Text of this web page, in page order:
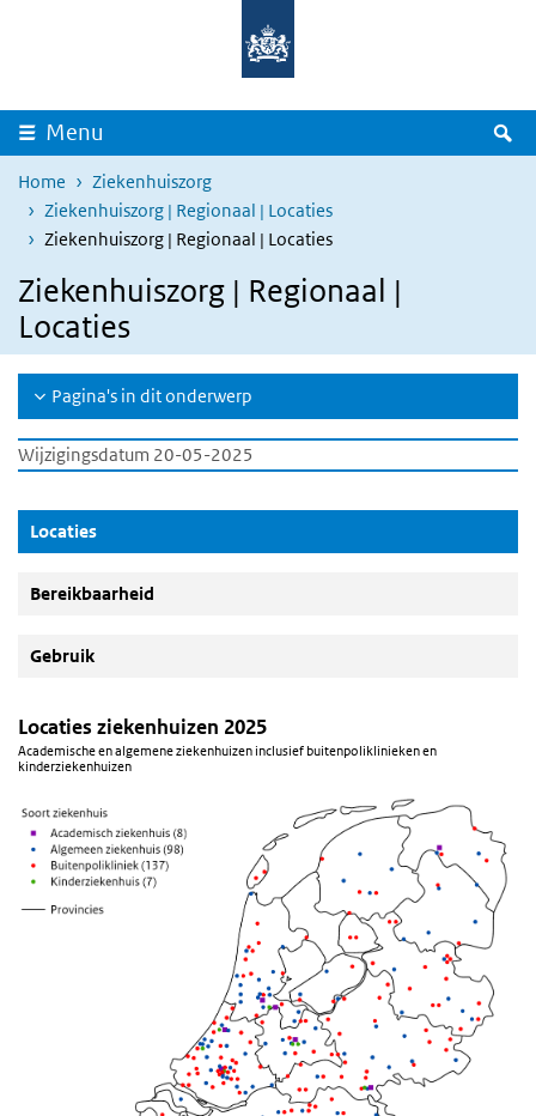
Overslaan en naar de inhoud gaan
Menu
Home
Ziekenhuiszorg
Ziekenhuiszorg | Regionaal | Locaties
Ziekenhuiszorg | Regionaal | Locaties
Ziekenhuiszorg | Regionaal |
Locaties
Pagina's in dit onderwerp
Wijzigingsdatum 20-05-2025
Locaties(Actieve knop)
Bereikbaarheid
Gebruik
Locaties ziekenhuizen 2025
Academische en algemene ziekenhuizen inclusief buitenpoliklinieken en
kinderziekenhuizen